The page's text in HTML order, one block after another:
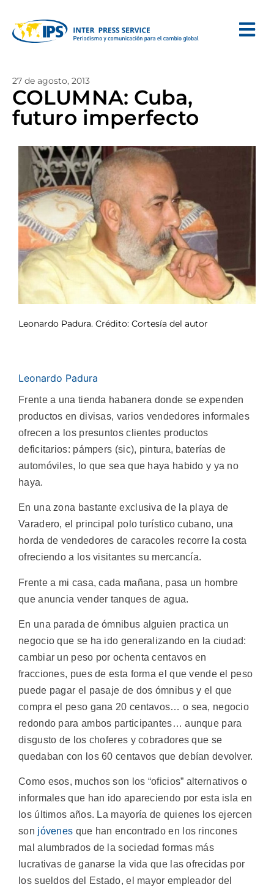
27 de agosto, 2013
COLUMNA: Cuba,
futuro imperfecto
Leonardo Padura. Crédito: Cortesía del autor
Leonardo Padura
Frente a una tienda habanera donde se expenden
productos en divisas, varios vendedores informales
ofrecen a los presuntos clientes productos
deficitarios: pámpers (sic), pintura, baterías de
automóviles, lo que sea que haya habido y ya no
haya.
En una zona bastante exclusiva de la playa de
Varadero, el principal polo turístico cubano, una
horda de vendedores de caracoles recorre la costa
ofreciendo a los visitantes su mercancía.
Frente a mi casa, cada mañana, pasa un hombre
que anuncia vender tanques de agua.
En una parada de ómnibus alguien practica un
negocio que se ha ido generalizando en la ciudad:
cambiar un peso por ochenta centavos en
fracciones, pues de esta forma el que vende el peso
puede pagar el pasaje de dos ómnibus y el que
compra el peso gana 20 centavos… o sea, negocio
redondo para ambos participantes… aunque para
disgusto de los choferes y cobradores que se
quedaban con los 60 centavos que debían devolver.
Como esos, muchos son los “oficios” alternativos o
informales que han ido apareciendo por esta isla en
los últimos años. La mayoría de quienes los ejercen
son jóvenes que han encontrado en los rincones
mal alumbrados de la sociedad formas más
lucrativas de ganarse la vida que las ofrecidas por
los sueldos del Estado, el mayor empleador del